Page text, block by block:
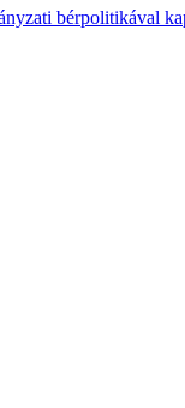
bérpolitikával